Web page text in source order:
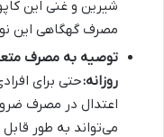
شیرین و غنی این
مصرف گهگاهی این
توصیه به مصرف
روزانه:حتی برای
اعتدال در مصرف
می‌تواند به طور